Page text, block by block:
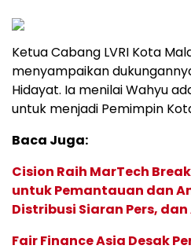
Ketua Cabang LVRI Kota
menyampaikan
Hidayat. Ia menilai Wahyu
untuk menjadi Pemimpin
Baca Juga:
Cision Raih MarTech
untuk Pemantauan dan
Distribusi Siaran Pers, dan
Fair Finance Asia Desak